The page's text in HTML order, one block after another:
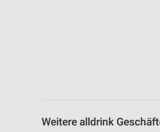
Weitere alldrink
Analyse von Zielgruppen durch Statistiken
Nicht-IAB-Verarbeitungszwecke: